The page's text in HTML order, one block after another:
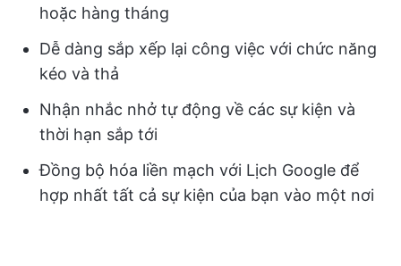
hoặc hàng tháng
Dễ dàng sắp xếp lại công việc với chức năng
kéo và thả
Nhận nhắc nhở tự động về các sự kiện và
thời hạn sắp tới
Đồng bộ hóa liền mạch với Lịch Google để
hợp nhất tất cả sự kiện của bạn vào một nơi